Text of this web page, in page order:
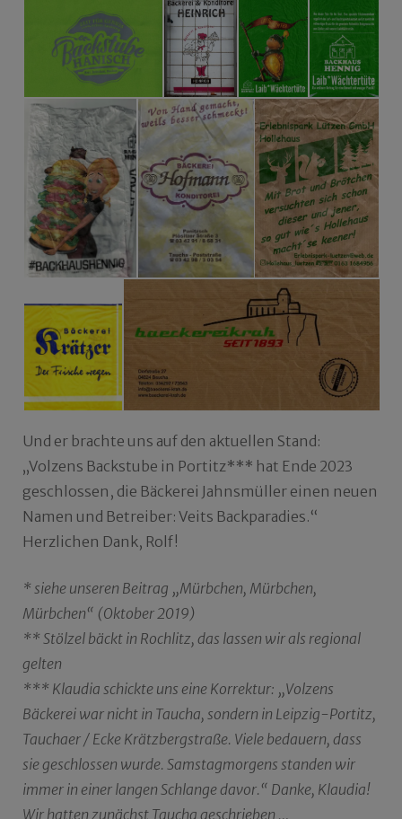
Und er brachte uns auf den aktuellen Stand:
„Volzens Backstube in Portitz*** hat Ende 2023
geschlossen, die Bäckerei Jahnsmüller einen neuen
Namen und Betreiber: Veits Backparadies.“
Herzlichen Dank, Rolf!
* siehe unseren Beitrag „Mürbchen, Mürbchen,
Mürbchen“ (Oktober 2019)
** Stölzel bäckt in Rochlitz, das lassen wir als regional
gelten
*** Klaudia schickte uns eine Korrektur: „Volzens
Bäckerei war nicht in Taucha, sondern in Leipzig-Portitz,
Tauchaer / Ecke Krätzbergstraße. Viele bedauern, dass
sie geschlossen wurde. Samstagmorgens standen wir
immer in einer langen Schlange davor.“ Danke, Klaudia!
Wir hatten zunächst Taucha geschrieben …